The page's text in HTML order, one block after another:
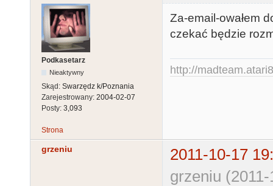
Podkasetarz
Nieaktywny
Skąd: Swarzędz k/Poznania
Zarejestrowany: 2004-02-07
Posty: 3,093
Za-email-owałem
czekać będzie
http://
Strona
grzeniu
2011-10-17
grzeniu